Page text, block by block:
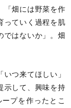
「畑には野菜を作
っていく過程を肌
ではないか」。畑
つ来てほしい」
示して、興味を持
プを作ったとこ